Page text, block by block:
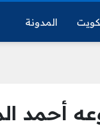
المدونة